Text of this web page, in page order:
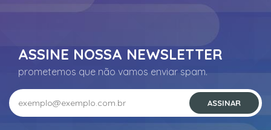
ASSINE NOSSA NEWSLETTER
prometemos que não vamos enviar spam.